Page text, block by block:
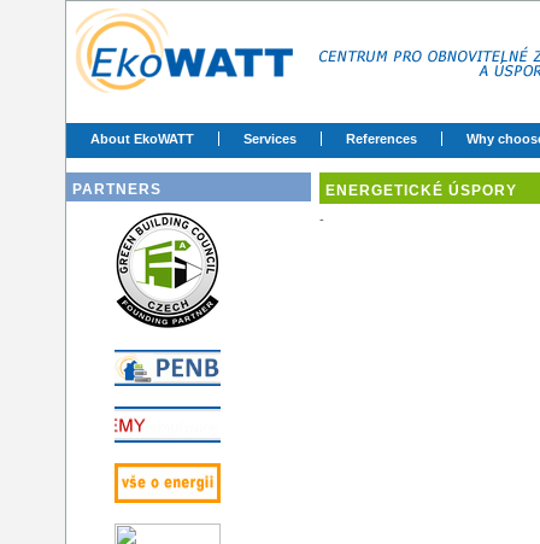
About EkoWATT Services References Why
PARTNERS ENERGETICKÉ ÚSPORY
-